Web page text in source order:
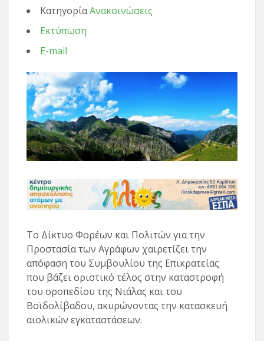
ΚατηγορίαΑνακοινώσεις
Εκτύπωση
E-mail
Το Δίκτυο Φορέων και Πολιτών για την
Προστασία των Αγράφων χαιρετίζει την
απόφαση του Συμβουλίου της Επικρατείας
που βάζει οριστικό τέλος στην καταστροφή
του οροπεδίου της Νιάλας και του
Βοϊδολίβαδου, ακυρώνοντας την κατασκευή
αιολικών εγκαταστάσεων.